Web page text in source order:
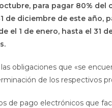
para pagar 80% del
de diciembre de este año,
1 de enero, hasta el 31
obligaciones que «se
de los respectivos
de pago electrónicos que